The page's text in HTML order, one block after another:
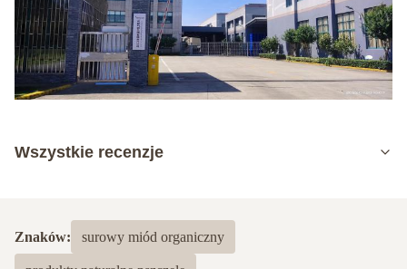
Wszystkie recenzje
Na podstawie 50 ostatnich recenzji
5
Znaków: surowy miód organiczny